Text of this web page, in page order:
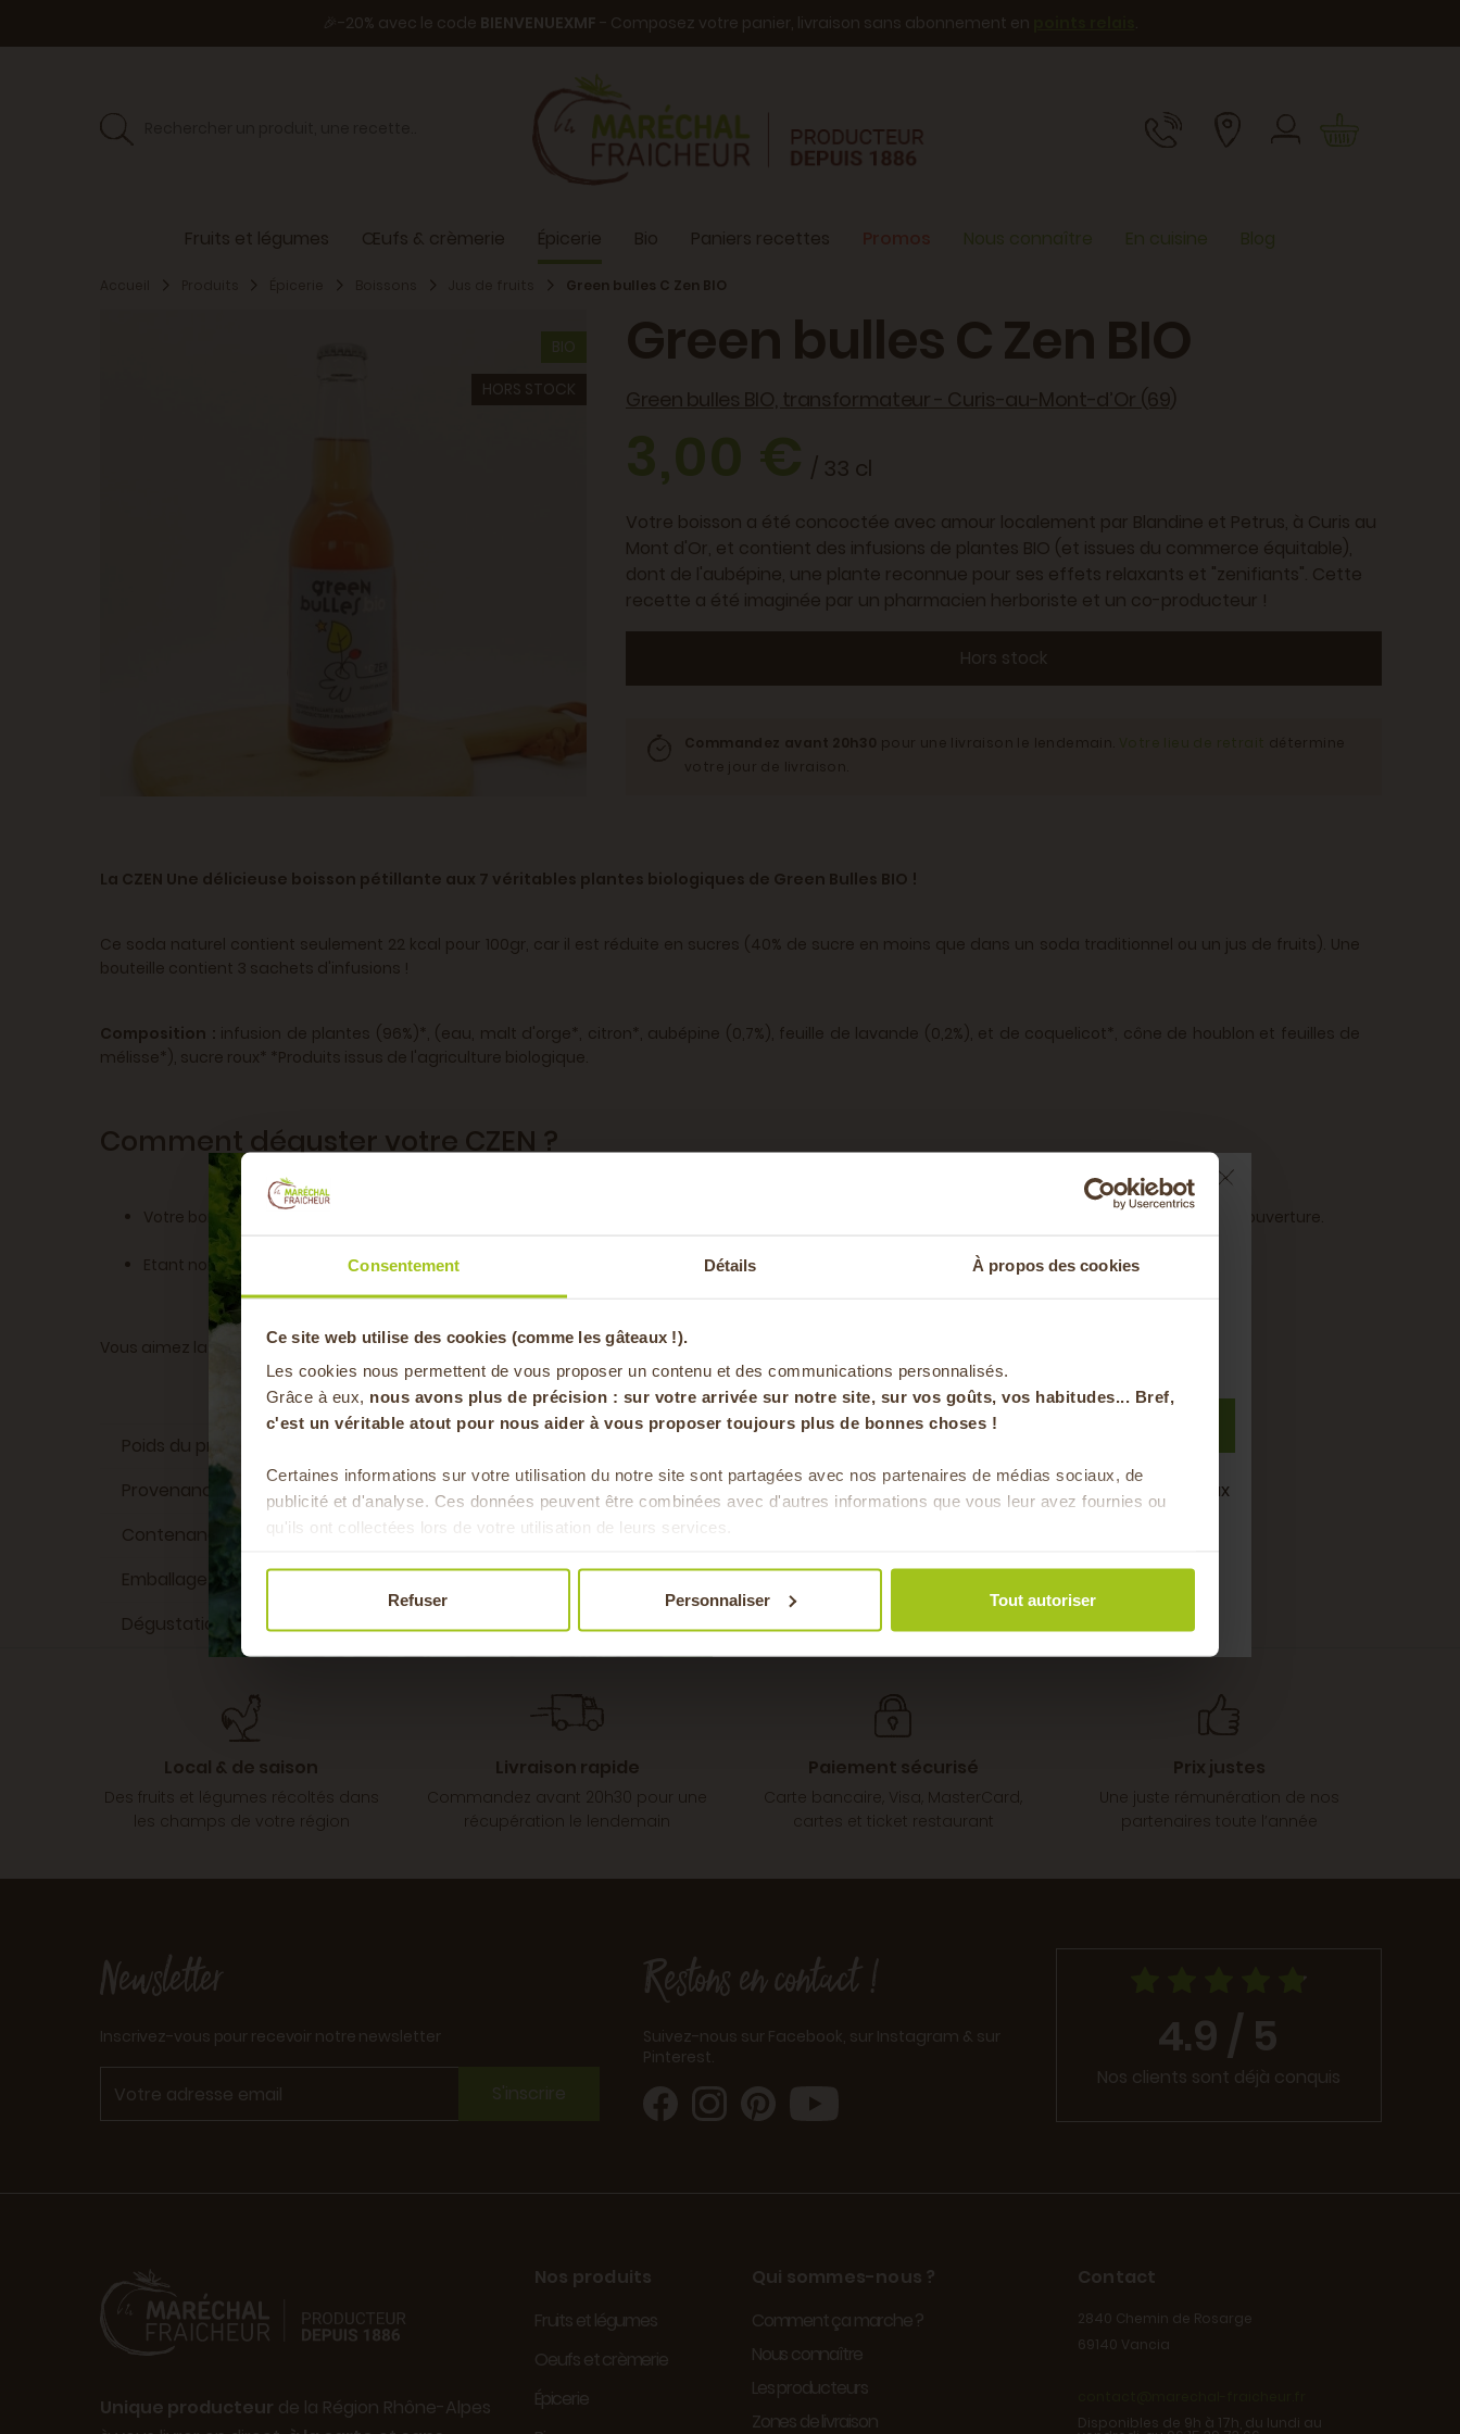
Consentement Détails À propos des cookies
Ce site web utilise des cookies (comme les gâteaux !).
Les cookies nous permettent de vous proposer un contenu et des communications personnalisés.
Grâce à eux, nous avons plus de précision : sur votre arrivée sur notre site, sur vos goûts, vos habitudes... Bref,
c'est un véritable atout pour nous aider à vous proposer toujours plus de bonnes choses !
Certaines informations sur votre utilisation du notre site sont partagées avec nos partenaires de médias sociaux, de
publicité et d'analyse. Ces données peuvent être combinées avec d'autres informations que vous leur avez fournies ou
qu'ils ont collectées lors de votre utilisation de leurs services.
Refuser Personnaliser Tout autoriser
🎉-20% avec le code BIENVENUEXMF - Composez votre panier, livraison sans abonnement en .
Fruits et légumes Œufs & crèmerie Épicerie Bio Paniers recettes Nous connaître En cuisine Blog
Green bulles C Zen BIO
BIO
HORS STOCK
Green bulles C Zen BIO
Green bulles BIO, transformateur - Curis-au-Mont-d’Or (69)
3,00 €/ 33 cl
Votre boisson a été concoctée avec amour localement par Blandine et Petrus, à Curis au
Mont d'Or, et contient des infusions de plantes BIO (et issues du commerce équitable),
dont de l'aubépine, une plante reconnue pour ses effets relaxants et "zenifiants". Cette
recette a été imaginée par un pharmacien herboriste et un co-producteur !
Hors stock
La CZEN Une délicieuse boisson pétillante aux 7 véritables plantes biologiques de Green Bulles BIO !
Ce soda naturel contient seulement 22 kcal pour 100gr, car il est réduite en sucres (40% de sucre en moins que dans un soda traditionnel ou un jus de fruits). Une
bouteille contient 3 sachets d'infusions !
Composition : infusion de plantes (96%)*, (eau, malt d'orge*, citron*, aubépine (0,7%), feuille de lavande (0,2%), et de coquelicot*, cône de houblon et feuilles de
mélisse*), sucre roux* *Produits issus de l'agriculture biologique.
Comment déguster votre CZEN ?
Votre boisson se boit très fraîche. Sans alcool, elle remplacera un soda à l'heure de l'apéritif. Elle est à consommer des dans les deux jours après ouverture.
Etant non filtrée, un dépôt peut se former, gage de naturel et de qualité.
Vous aimez la CZEN ? Découvrez également la CTONIC (aux vertus relaxante) et la CXY (vitalisante!)
Poids du produit
Provenance du produit
Rhône
Contenance
33 CL
Emballage
Bouteille en verre
Dégustation
Pour l'apéritif
-20% offerts sur votre
en vous inscrivant à notre newsletter
Pour faire le plein chaque semaine de bons produits locaux
& de saison !
Local & de saison
Des fruits et légumes récoltés dans
les champs de votre région
Livraison rapide
Commandez avant 20h30 pour une
récupération le lendemain
Paiement sécurisé
Carte bancaire, Visa, MasterCard,
cartes et ticket restaurant
Prix justes
Une juste rémunération de nos
partenaires toute l’année
Newsletter
Inscrivez-vous pour recevoir notre newsletter
S'inscrire
Restons en contact !
Suivez-nous sur Facebook, sur Instagram & sur
Pinterest.
4.9 / 5
Nos clients sont déjà conquis
Unique producteur de la Région Rhône-Alpes
Nos produits
Fruits et légumes
Oeufs et crèmerie
Épicerie
Qui sommes-nous ?
Comment ça marche ?
Nous connaître
Les producteurs
Zones de livraison
Contact
2840 Chemin de Rosarge
69140 Vancia
Disponibles de 9h à 17h, du lundi au